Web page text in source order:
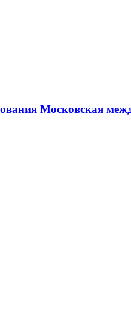
Московская